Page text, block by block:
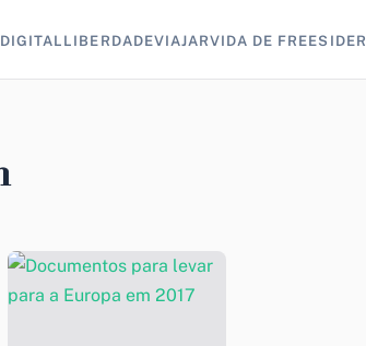
LIBERDADEVIAJARVIDA DE FREESIDER